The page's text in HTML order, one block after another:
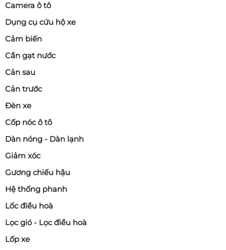
Camera ô tô
Dụng cụ cứu hộ xe
Cảm biến
Cần gạt nước
Cản sau
Cản trước
Đèn xe
Cốp nóc ô tô
Dàn nóng - Dàn lạnh
Giảm xóc
Gương chiếu hậu
Hệ thống phanh
Lốc điều hoà
Lọc gió - Lọc điều hoà
Lốp xe